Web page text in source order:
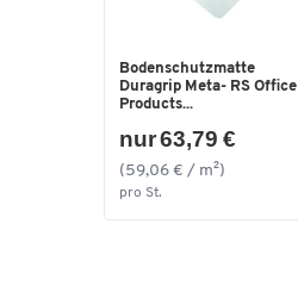
Bodenschutzmatte
Duragrip Meta- RS Office
Products...
nur 63,79 €
(59,06 € / m²)
pro St.